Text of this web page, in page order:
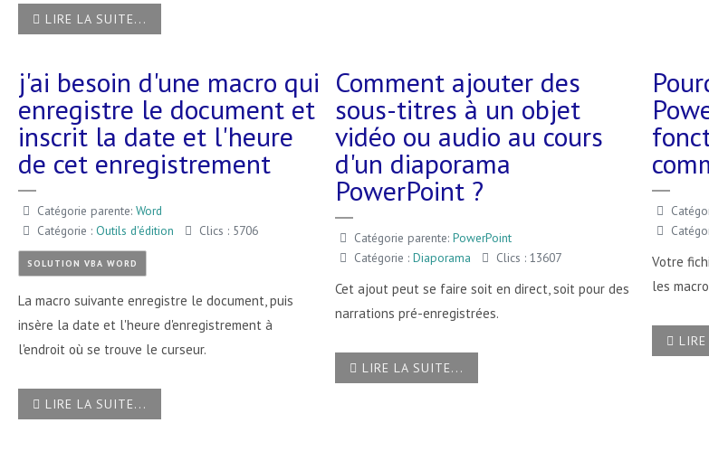
LIRE LA SUITE...
j'ai besoin d'une macro qui
enregistre le document et
inscrit la date et l'heure
de cet enregistrement
Catégorie parente: Word
Catégorie : Outils d'édition Clics : 5706
SOLUTION VBA WORD
La macro suivante enregistre le document, puis
insère la date et l'heure d'enregistrement à
l'endroit où se trouve le curseur.
LIRE LA SUITE...
Comment ajouter des
sous-titres à un objet
vidéo ou audio au cours
d'un diaporama
PowerPoint ?
Catégorie parente:PowerPoint
Catégorie :Diaporama Clics : 13607
Cet ajout peut se faire soit en direct, soit pour des
narrations pré-enregistrées.
LIRE LA SUITE...
Votre
les